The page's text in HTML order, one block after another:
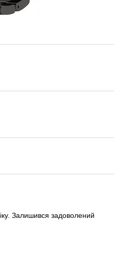
Залишився задоволений